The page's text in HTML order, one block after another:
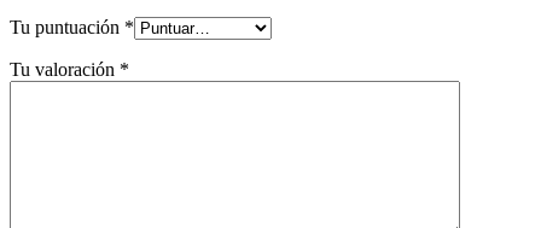
Tu puntuación *
Tu valoración *